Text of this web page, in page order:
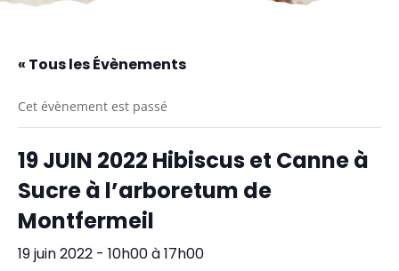
« Tous les Évènements
Cet évènement est passé
19 JUIN 2022 Hibiscus et Canne à
Sucre à l’arboretum de
Montfermeil
19 juin 2022 - 10h00à17h00